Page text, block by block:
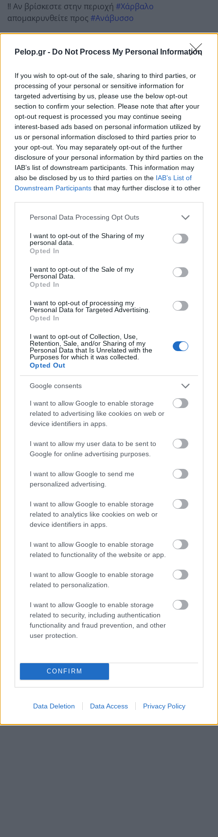
Pelop.gr - Do Not Process My Personal Information
If you wish to opt-out of the sale, sharing to third parties, or
processing of your personal or sensitive information for
targeted advertising by us, please use the below opt-out
section to confirm your selection. Please note that after your
opt-out request is processed you may continue seeing
interest-based ads based on personal information utilized by
us or personal information disclosed to third parties prior to
your opt-out. You may separately opt-out of the further
disclosure of your personal information by third parties on the
IAB’s list of downstream participants. This information may
also be disclosed by us to third parties on the IAB’s List of
Downstream Participants that may further disclose it to other
Please note that this website/app uses one or more Google
not limited to your visit or usage behaviour. You may click to
grant or deny consent to Google and its third-party tags to
use your data for below specified purposes in below Google
consent section.
Personal Data Processing Opt Outs
I want to opt-out of the Sharing of my
personal data.
Opted In
I want to opt-out of the Sale of my
Personal Data.
Opted In
I want to opt-out of processing my
Personal Data for Targeted Advertising.
Opted In
I want to opt-out of Collection, Use,
Retention, Sale, and/or Sharing of my
Personal Data that Is Unrelated with the
Purposes for which it was collected.
Opted Out
Google consents
I want to allow Google to enable storage
related to advertising like cookies on web or
device identifiers in apps.
I want to allow my user data to be sent to
Google for online advertising purposes.
I want to allow Google to send me
personalized advertising.
I want to allow Google to enable storage
related to analytics like cookies on web or
device identifiers in apps.
I want to allow Google to enable storage
related to functionality of the website or app.
I want to allow Google to enable storage
related to personalization.
I want to allow Google to enable storage
related to security, including authentication
functionality and fraud prevention, and other
user protection.
CONFIRM
Data Deletion Data Access Privacy Policy
‼️ Αν βρίσκεστε στην περιοχή #Χάρβαλο
απομακρυνθείτε προς #Ανάβυσσο
‼️ Ακολουθείτε τις οδηγίες των Αρχών
https://t.co/kexUnlnGMV@pyrosvestiki@hellenicpolice
— 112 Greece (@112Greece)August 8, 2025
Αρχική Ενημέρωση: Σε εξέλιξη βρίσκεται φωτιά που
ξέσπασε το μεσημέρι της Παρασκευής στην περιοχή
Μανούτσο στην Κερατέα, καίγοντας ξερά χόρτα σε
οικοπεδικό χώρο. Αν και στην περιοχή υπάρχουν
διάσπαρτες κατοικίες, μέχρι στιγμής δεν υπάρχει
απειλή για σπίτια, σύμφωνα με την Πυροσβεστική.
Επί τόπου επιχειρούν 92 πυροσβέστες, ενισχυμένοι με
επτά ομάδες πεζοπόρων, 20 πυροσβεστικά οχήματα,
εθελοντές και υδροφόρες της Τοπικής Αυτοδιοίκησης.
Οι επίγειες και εναέριες δυνάμεις παραμένουν σε
αυξημένη επιφυλακή για τον πλήρη έλεγχο της
Η «Πελοπόννησος» και το pelop.gr σε
ανοιχτή γραμμή με τον Πολίτη
Η φωνή σου έχει δύναμη – στείλε παράπονα,
καταγγελίες ή ιδέες για τη γειτονιά σου.
Viber: +306909196125
Στείλε μήνυμα στο Viber
Ακολουθήστε μας για όλες τιςειδήσεις
στο Bing News
και το Google News